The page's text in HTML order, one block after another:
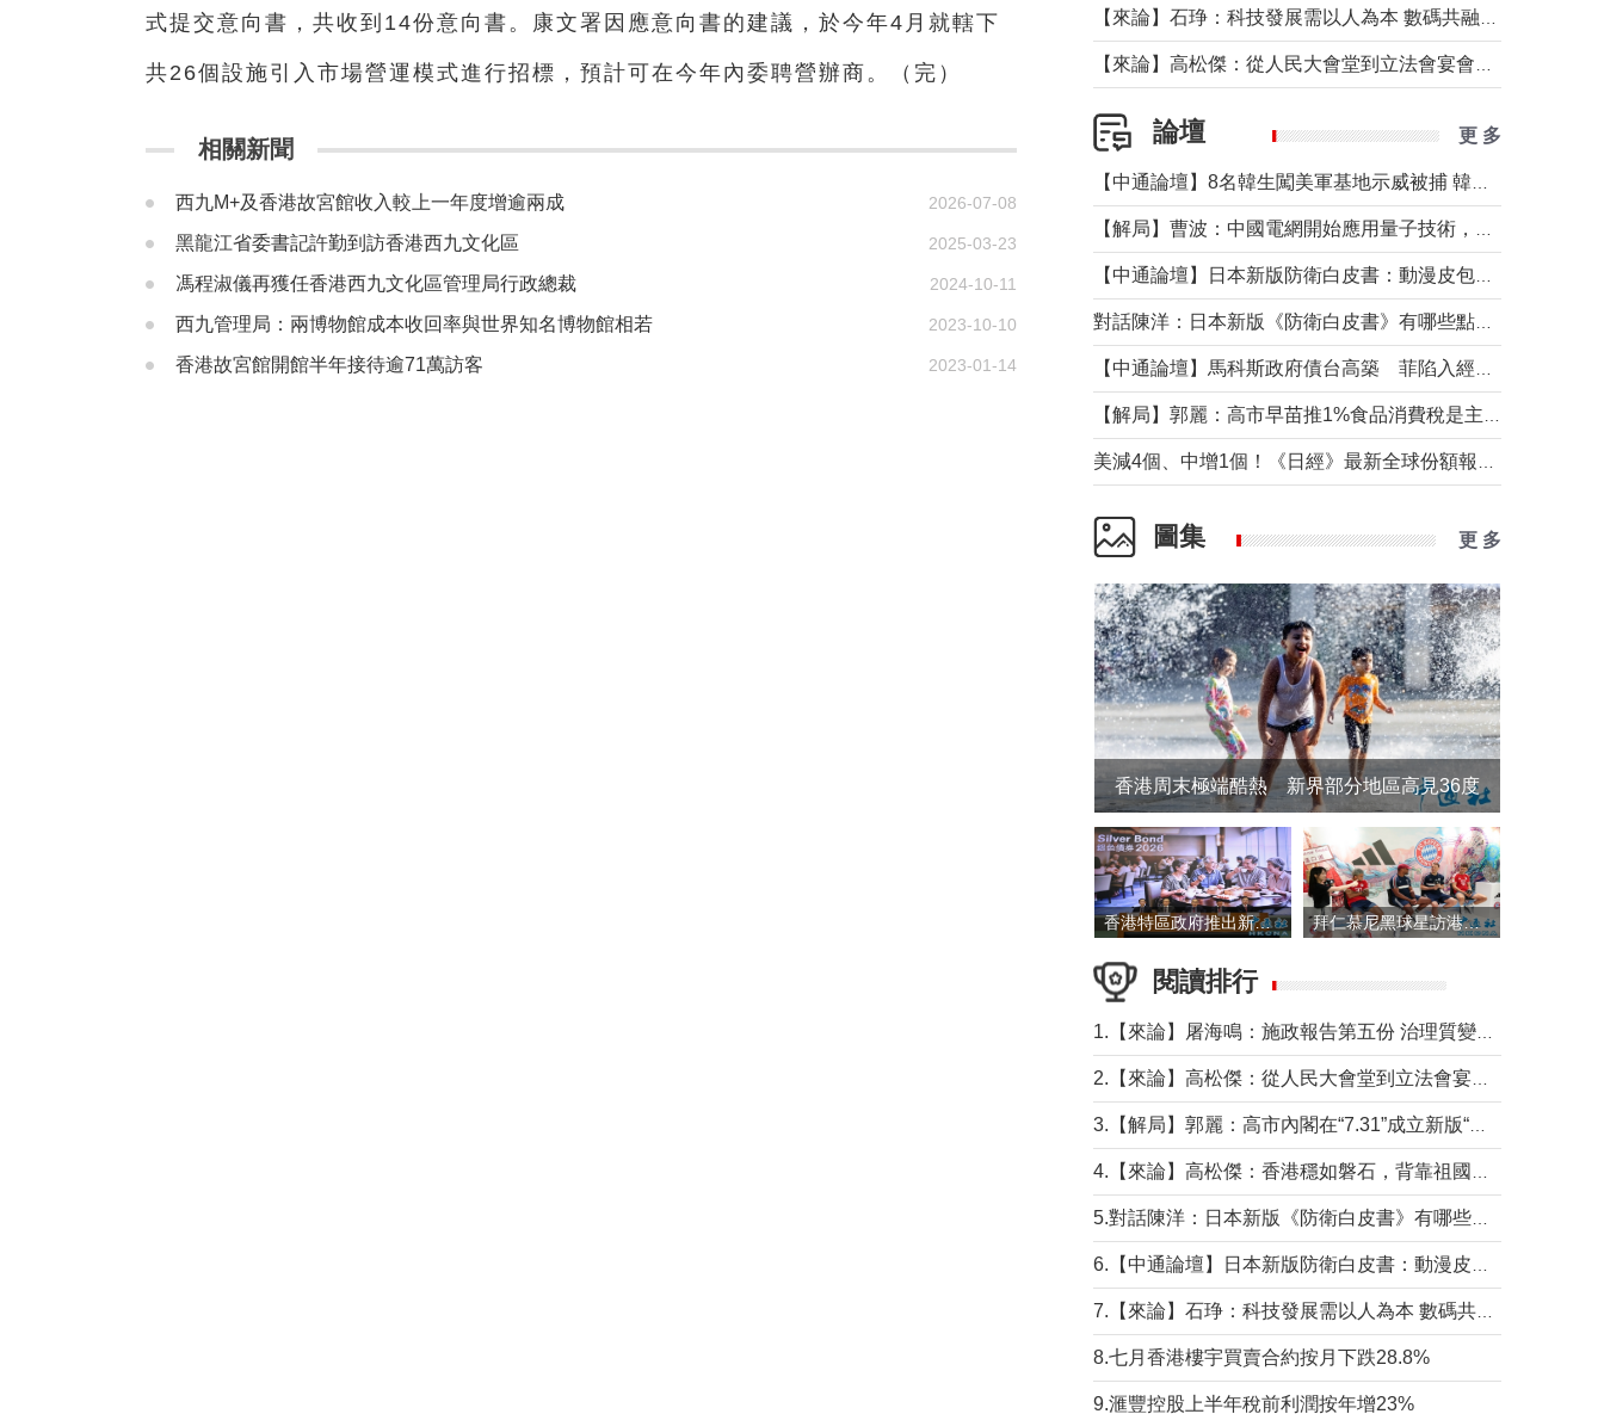
式提交意向書，共收到14份意向書。康文署因應意向書的建議，於今年4月就轄下
共26個設施引入市場營運模式進行招標，預計可在今年內委聘營辦商。（完）
相關新聞
2026-07-08
西九M+及香港故宮館收入較上一年度增逾兩成
2025-03-23
黑龍江省委書記許勤到訪香港西九文化區
2024-10-11
馮程淑儀再獲任香港西九文化區管理局行政總裁
2023-10-10
西九管理局：兩博物館成本收回率與世界知名博物館相若
2023-01-14
香港故宮館開館半年接待逾71萬訪客
論壇 更 多
圖集 更 多
香港周末極端酷熱 新界部分地區高見36度
香港特區政府推出新一批銀色債券 每手1萬元保底息4.25厘 拜仁慕尼黑球星訪港 與球迷近距離互動
閱讀排行
8.七月香港樓宇買賣合約按月下跌28.8%
9.滙豐控股上半年稅前利潤按年增23%